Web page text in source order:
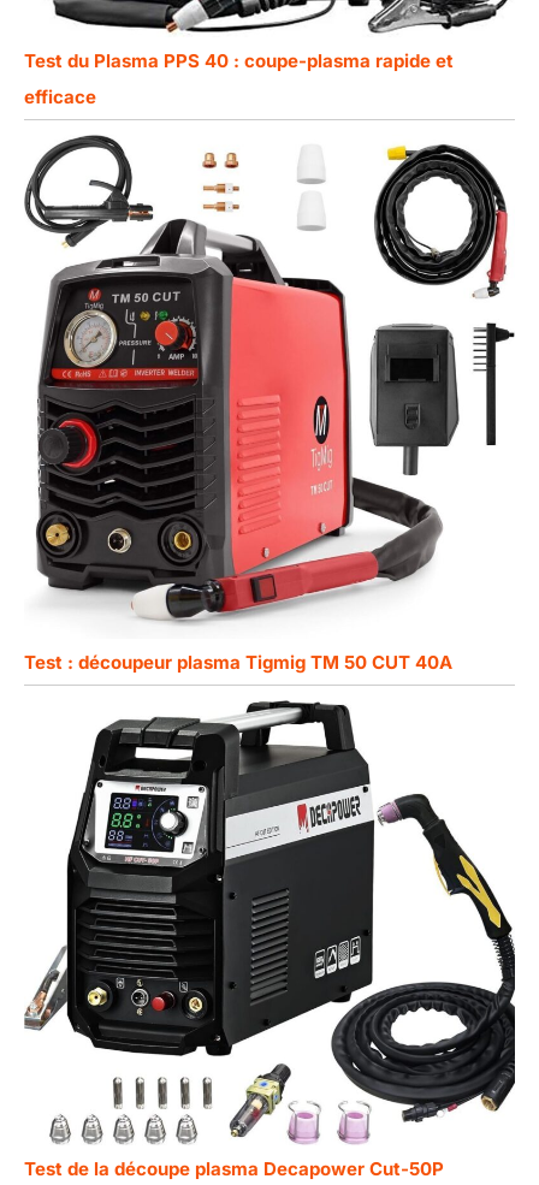
Test du Plasma PPS 40 : coupe-plasma rapide et
efficace
Test : découpeur plasma Tigmig TM 50 CUT 40A
Test de la découpe plasma Decapower Cut-50P